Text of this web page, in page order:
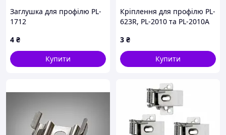
Заглушка для профілю PL-
1712
4 ₴
Купити
Кріплення для профілю PL-
623R, PL-2010 та PL-2010A
3 ₴
Купити